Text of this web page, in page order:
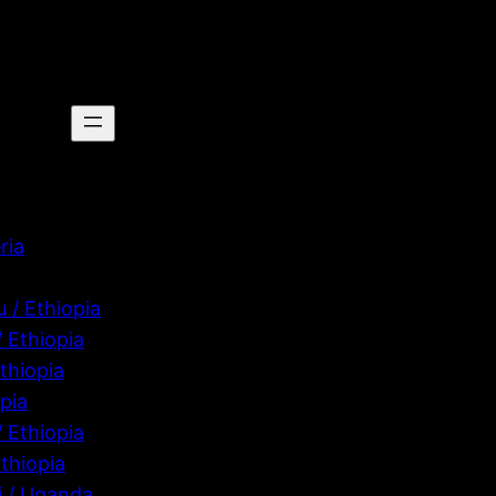
/ Ethiopia
Ethiopia
Ethiopia